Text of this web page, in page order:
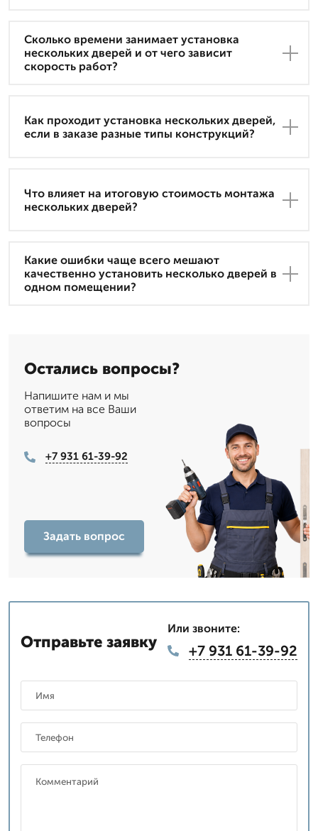
Сколько времени занимает установка
нескольких дверей и от чего зависит
скорость работ?
Как проходит установка нескольких дверей,
если в заказе разные типы конструкций?
Что влияет на итоговую стоимость монтажа
нескольких дверей?
Какие ошибки чаще всего мешают
качественно установить несколько дверей в
одном помещении?
Остались вопросы?
Напишите нам и мы
ответим на все Ваши
вопросы
+7 931 61-39-92
Задать вопрос
Отправьте заявку
Или звоните:
+7 931 61-39-92